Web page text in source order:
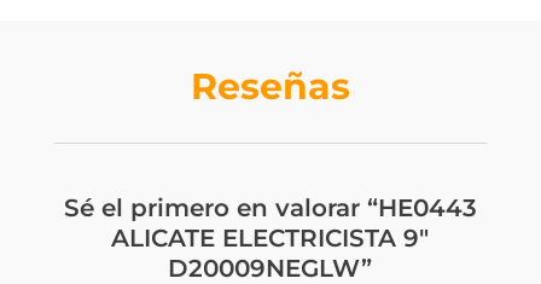
Reseñas
Sé el primero en valorar “HE0443
ALICATE ELECTRICISTA 9″
D20009NEGLW”